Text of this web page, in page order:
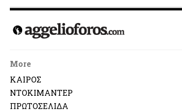
More
ΚΑΙΡΟΣ
ΝΤΟΚΙΜΑΝΤΕΡ
ΠΡΩΤΟΣΕΛΙΔΑ